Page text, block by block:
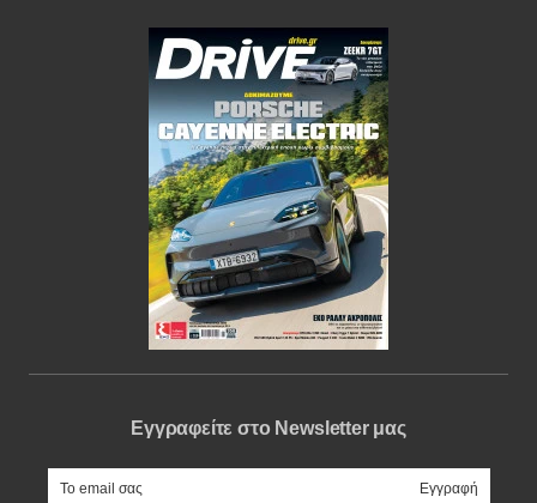
Εγγραφείτε στο Newsletter μας
e-mail